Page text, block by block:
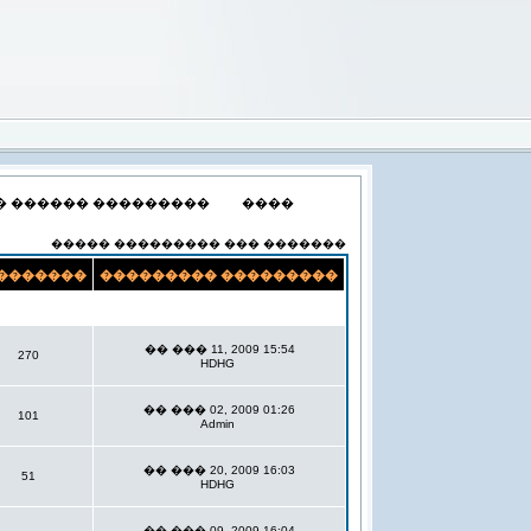
������ ��������� ����
����� ��������� ��� �������
��������� ���������
270
�� ��� 11, 2009 15:54
HDHG
101
�� ��� 02, 2009 01:26
Admin
51
�� ��� 20, 2009 16:03
HDHG